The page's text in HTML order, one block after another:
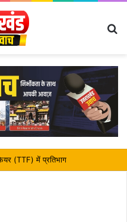
में विकास की सौगात